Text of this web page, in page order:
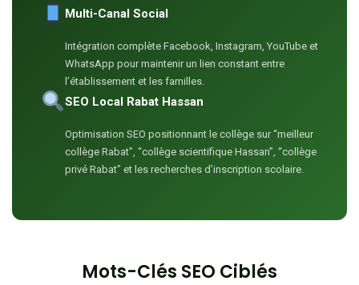
Multi-Canal Social
Intégration complète Facebook, Instagram, YouTube et
WhatsApp pour maintenir un lien constant entre
l’établissement et les familles.
SEO Local Rabat Hassan
Optimisation SEO positionnant le collège sur “meilleur
collège Rabat”, “collège scientifique Hassan”, “collège
privé Rabat” et les recherches d’inscription scolaire.
Mots-Clés SEO Ciblés